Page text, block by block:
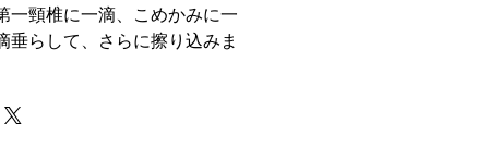
一頸椎に一滴、こめかみに一
垂らして、さらに擦り込みま